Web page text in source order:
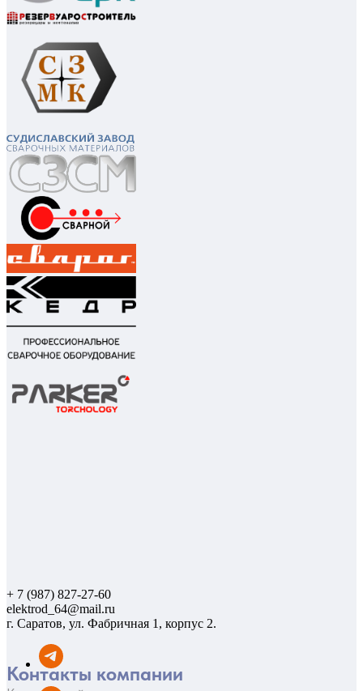
Контакты компании
+ 7 (987) 827-27-60
elektrod_64@mail.ru
г. Саратов, ул. Фабричная 1, корпус 2.